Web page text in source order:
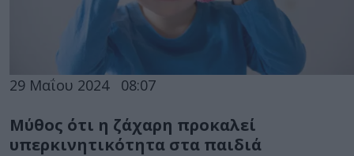
29 Μαΐου 2024 08:07
Μύθος ότι η ζάχαρη προκαλεί
υπερκινητικότητα στα παιδιά